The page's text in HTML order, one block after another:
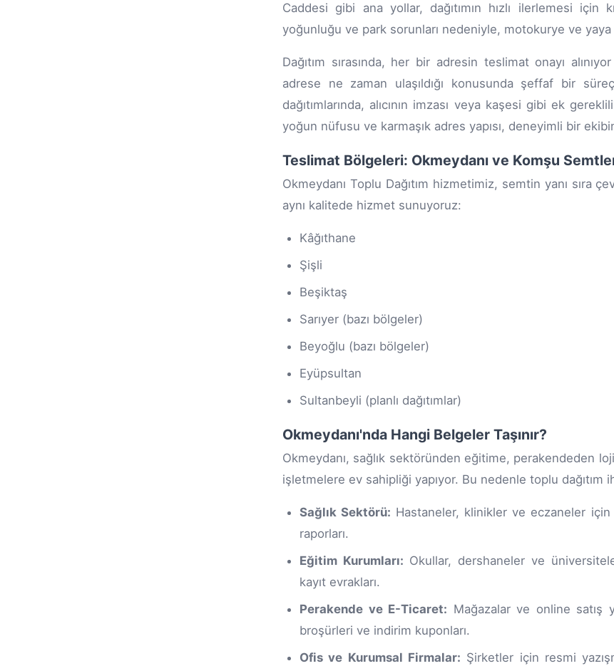
Caddesi gibi ana yollar, dağıtımın hızlı ilerlemesi
yoğunluğu ve park sorunları nedeniyle, motokurye ve
Dağıtım sırasında, her bir adresin teslimat onayı
adrese ne zaman ulaşıldığı konusunda şeffaf bir
dağıtımlarında, alıcının imzası veya kaşesi gibi ek
yoğun nüfusu ve karmaşık adres yapısı, deneyimli bir
Teslimat Bölgeleri: Okmeydanı ve Komşu
Okmeydanı Toplu Dağıtım hizmetimiz, semtin yanı sıra
aynı kalitede hizmet sunuyoruz:
Kâğıthane
Şişli
Beşiktaş
Sarıyer (bazı bölgeler)
Beyoğlu (bazı bölgeler)
Eyüpsultan
Sultanbeyli (planlı dağıtımlar)
Okmeydanı'nda Hangi Belgeler Taşınır?
Okmeydanı, sağlık sektöründen eğitime, perakendeden
işletmelere ev sahipliği yapıyor. Bu nedenle toplu
Sağlık Sektörü: Hastaneler, klinikler ve eczaneler
raporları.
Eğitim Kurumları: Okullar, dershaneler ve
kayıt evrakları.
Perakende ve E-Ticaret: Mağazalar ve online satış
broşürleri ve indirim kuponları.
Ofis ve Kurumsal Firmalar: Şirketler için resmi